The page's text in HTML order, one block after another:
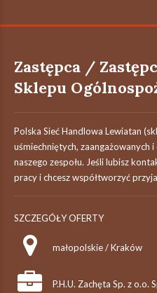
Zastępca /
Sklepu
Polska Sieć Handlowa Lewiatan
uśmiechniętych, zaangażowanych
naszego zespołu. Jeśli lubisz
pracy i chcesz współtworzyć
SZCZEGÓŁY OFERTY
małopolskie / Kraków
P.H.U. Zachęta Sp. z o.o.